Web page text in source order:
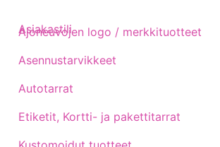
Ajoneuvojen logo / merkkituotteet
Asennustarvikkeet
Autotarrat
Etiketit, Kortti- ja pakettitarrat
Asiakastili